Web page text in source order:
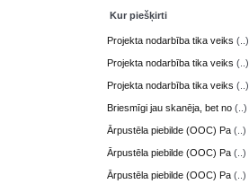
Kur piešķirti
Projekta nodarbība tika veiks (..)
Projekta nodarbība tika veiks (..)
Projekta nodarbība tika veiks (..)
Briesmīgi jau skanēja, bet no (..)
Ārpustēla piebilde (OOC) Pa (..)
Ārpustēla piebilde (OOC) Pa (..)
Ārpustēla piebilde (OOC) Pa (..)